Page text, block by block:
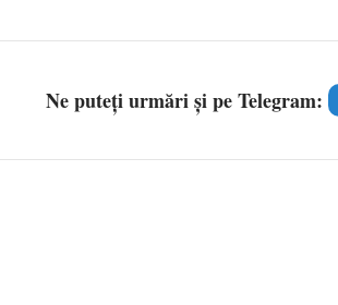
Ne puteți urmări și pe Telegram: